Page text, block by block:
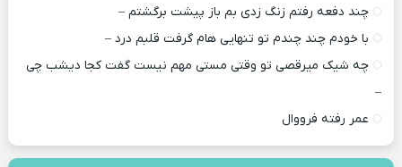
چند دفعه رفتم زنگ زدی بم باز پیشت برگشتم –
با خودم چند چندم تو تنهایی هام گرفت قلبم درد –
چه شیک میرقصی تو وقتی مستی مهم نیست گفت کجا دیشب چی
–
عمر رفته فرووال